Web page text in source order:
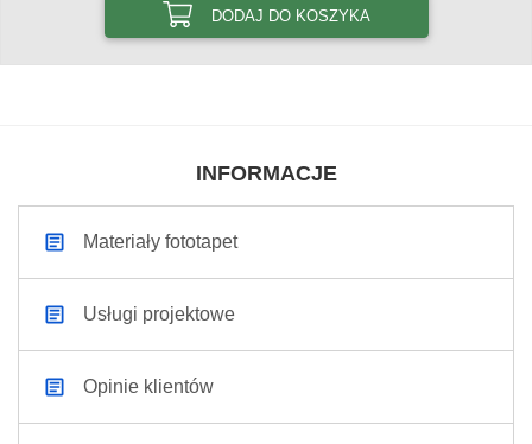
DODAJ DO KOSZYKA
INFORMACJE
Materiały fototapet
Usługi projektowe
Opinie klientów